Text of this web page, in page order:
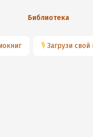
Библиотека
🎙 Загрузи свой